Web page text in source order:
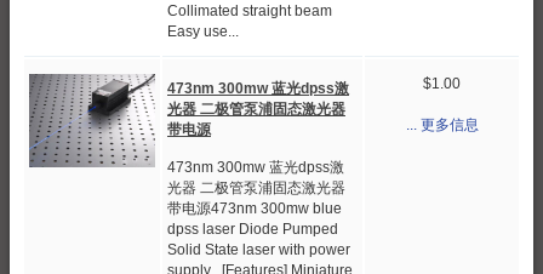
Collimated straight beam
Easy use...
473nm 300mw 蓝光dpss激
光器 二极管泵浦固态激光器
带电源
473nm 300mw 蓝光dpss激
光器 二极管泵浦固态激光器
带电源473nm 300mw blue
dpss laser Diode Pumped
Solid State laser with power
supply [Features] Miniature
$1.00
... 更多信息